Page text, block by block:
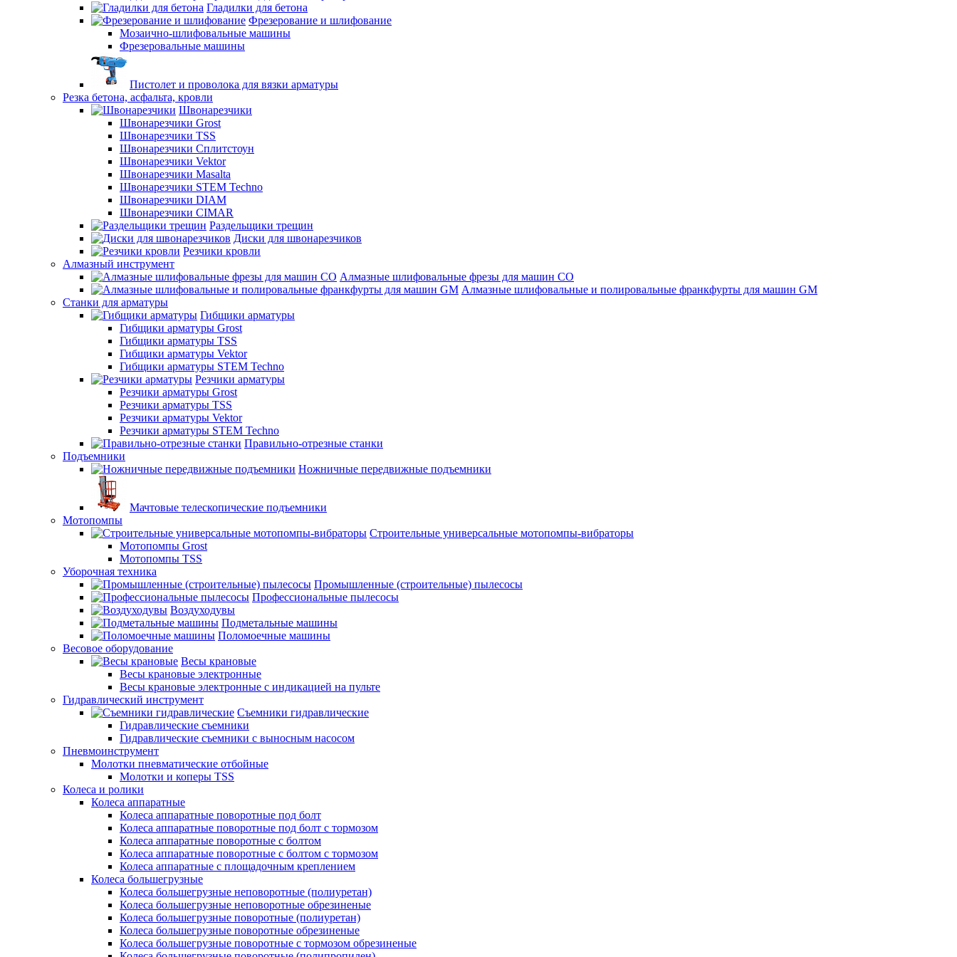
Гладилки для бетона
Фрезерование и шлифование
Мозаично-шлифовальные машины
Фрезеровальные машины
Пистолет и проволока для вязки арматуры
Резка бетона, асфальта, кровли
Швонарезчики
Швонарезчики Grost
Швонарезчики TSS
Швонарезчики Сплитстоун
Швонарезчики Vektor
Швонарезчики Masalta
Швонарезчики STEM Techno
Швонарезчики DIAM
Швонарезчики CIMAR
Раздельщики трещин
Диски для швонарезчиков
Резчики кровли
Алмазный инструмент
Алмазные шлифовальные фрезы для машин СО
Алмазные шлифовальные и полировальные франкфурты для машин GM
Станки для арматуры
Гибщики арматуры
Гибщики арматуры Grost
Гибщики арматуры TSS
Гибщики арматуры Vektor
Гибщики арматуры STEM Techno
Резчики арматуры
Резчики арматуры Grost
Резчики арматуры TSS
Резчики арматуры Vektor
Резчики арматуры STEM Techno
Правильно-отрезные станки
Подъемники
Ножничные передвижные подъемники
Мачтовые телескопические подъемники
Мотопомпы
Строительные универсальные мотопомпы-вибраторы
Мотопомпы Grost
Мотопомпы TSS
Уборочная техника
Промышленные (строительные) пылесосы
Профессиональные пылесосы
Воздуходувы
Подметальные машины
Поломоечные машины
Весовое оборудование
Весы крановые
Весы крановые электронные
Весы крановые электронные с индикацией на пульте
Гидравлический инструмент
Съемники гидравлические
Гидравлические съемники
Гидравлические cъемники с выносным насосом
Пневмоинструмент
Молотки пневматические отбойные
Молотки и коперы TSS
Колеса и ролики
Колеса аппаратные
Колеса аппаратные поворотные под болт
Колеса аппаратные поворотные под болт с тормозом
Колеса аппаратные поворотные с болтом
Колеса аппаратные поворотные с болтом с тормозом
Колеса аппаратные с площадочным креплением
Колеса большегрузные
Колеса большегрузные неповоротные (полиуретан)
Колеса большегрузные неповоротные обрезиненые
Колеса большегрузные поворотные (полиуретан)
Колеса большегрузные поворотные обрезиненые
Колеса большегрузные поворотные с тормозом обрезиненые